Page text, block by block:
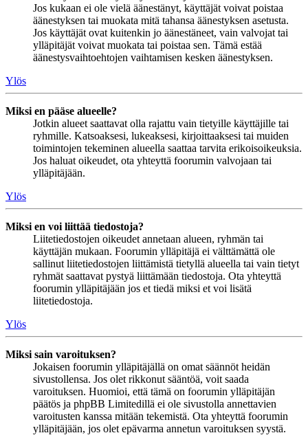
Jos kukaan ei ole vielä äänestänyt, käyttäjät voivat poistaa
äänestyksen tai muokata mitä tahansa äänestyksen asetusta.
Jos käyttäjät ovat kuitenkin jo äänestäneet, vain valvojat tai
ylläpitäjät voivat muokata tai poistaa sen. Tämä estää
äänestysvaihtoehtojen vaihtamisen kesken äänestyksen.
Ylös
Miksi en pääse alueelle?
Jotkin alueet saattavat olla rajattu vain tietyille käyttäjille tai
ryhmille. Katsoaksesi, lukeaksesi, kirjoittaaksesi tai muiden
toimintojen tekeminen alueella saattaa tarvita erikoisoikeuksia.
Jos haluat oikeudet, ota yhteyttä foorumin valvojaan tai
ylläpitäjään.
Ylös
Miksi en voi liittää tiedostoja?
Liitetiedostojen oikeudet annetaan alueen, ryhmän tai
käyttäjän mukaan. Foorumin ylläpitäjä ei välttämättä ole
sallinut liitetiedostojen liittämistä tietyllä alueella tai vain tietyt
ryhmät saattavat pystyä liittämään tiedostoja. Ota yhteyttä
foorumin ylläpitäjään jos et tiedä miksi et voi lisätä
liitetiedostoja.
Ylös
Miksi sain varoituksen?
Jokaisen foorumin ylläpitäjällä on omat säännöt heidän
sivustollensa. Jos olet rikkonut sääntöä, voit saada
varoituksen. Huomioi, että tämä on foorumin ylläpitäjän
päätös ja phpBB Limitedillä ei ole sivustolla annettavien
varoitusten kanssa mitään tekemistä. Ota yhteyttä foorumin
ylläpitäjään, jos olet epävarma annetun varoituksen syystä.